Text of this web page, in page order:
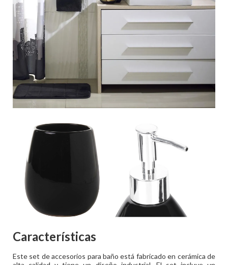
Características
Este set de accesorios para baño está fabricado en cerámica de